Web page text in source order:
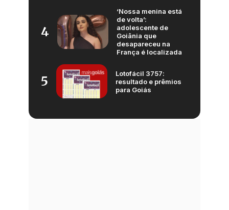
4
‘Nossa menina está
de volta’:
adolescente de
Goiânia que
desapareceu na
França é localizada
5
Lotofácil 3757:
resultado e prêmios
para Goiás